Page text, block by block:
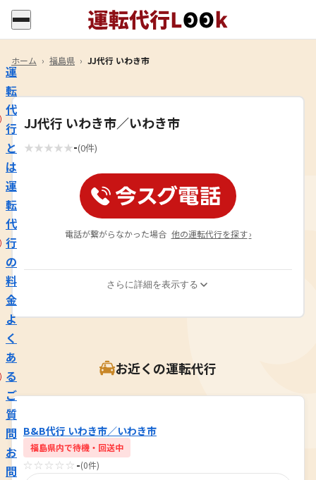
運
転
代
行
と
は
運
転
代
行
の
料
金
よ
く
あ
る
ご
質
問
お
問
ホーム › 福島県 › JJ代行 いわき市
JJ代行 いわき市／いわき市
★★★★★-(0件)
電話が繋がらなかった場合 他の運転代行を探す ›
さらに詳細を表示する
お近くの運転代行
B&B代行 いわき市／いわき市
福島県内で待機・回送中
☆☆☆☆☆ -(0件)